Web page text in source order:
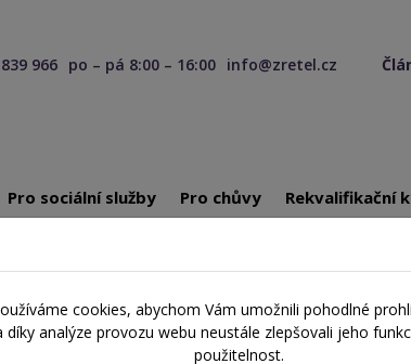
966 po – pá 8:00 – 16:00 info@zretel.cz
Pro sociální služby Pro chůvy Rekvalifikační
10. 06. 2026
Školení začínající 10. 06.
cookies, abychom Vám umožnili pohodlné
díky analýze provozu webu neustále zlepšovali jeho
použitelnost.